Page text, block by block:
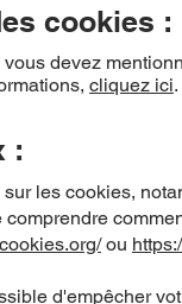
cookies :
devez
cliquez ici.
:
les cookies,
ou
d'empêcher